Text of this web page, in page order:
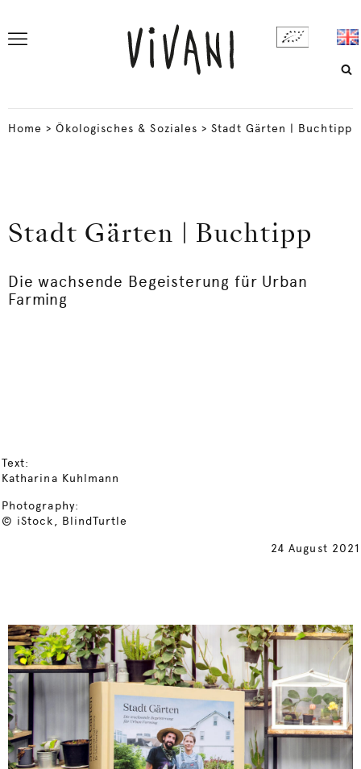
Home >Ökologisches & Soziales >Stadt Gärten | Buchtipp
Stadt Gärten | Buchtipp
Die wachsende Begeisterung für Urban
Farming
Text:
Katharina Kuhlmann
Photography:
© iStock, BlindTurtle
24 August 2021